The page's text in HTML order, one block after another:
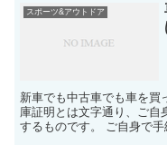
スポーツ&アウトドア
新車でも中古車でも車を買
庫証明とは文字通り、ご自
するものです。 ご自身で手続きすれば車庫証明に掛かる費用を削減